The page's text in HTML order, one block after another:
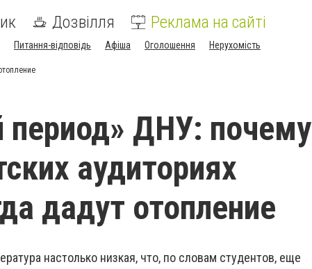
Дозвілля Реклама на сайті
Питання-відповідь Афіша Оголошення Нерухомість
ДНУ: почему
аудиториях
дадут отопление
настолько низкая, что, по словам студентов, еще